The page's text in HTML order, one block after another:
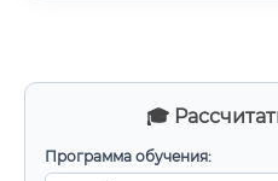
🎓
Программа обучения: